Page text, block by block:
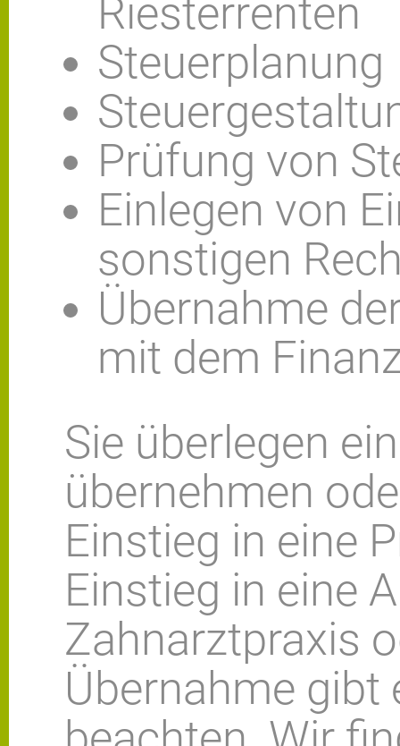
Riesterrenten
Steuerplanung
Prüfung von
Einlegen von
sonstigen
Übernahme
mit dem
Sie überlegen
übernehmen
Einstieg in eine
Einstieg in eine
Zahnarztpraxis
Übernahme gibt